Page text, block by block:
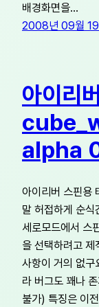
배경화면을…
2008년 09월
아이리
alpha
아이리버 스핀용
말 허접하게 순
세로모드에서 스
을 선택하려고
사항이 거의 없구
라 버그도 꽤나
불가) 특징은 이